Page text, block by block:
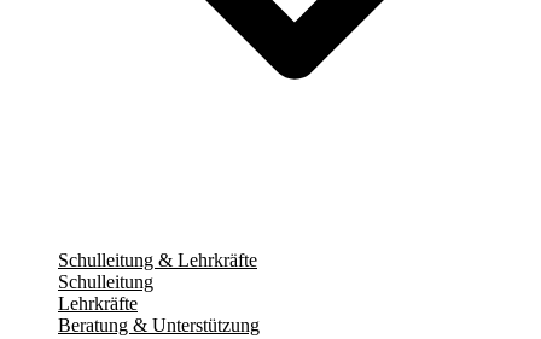
Schulleitung & Lehrkräfte
Schulleitung
Lehrkräfte
Beratung & Unterstützung